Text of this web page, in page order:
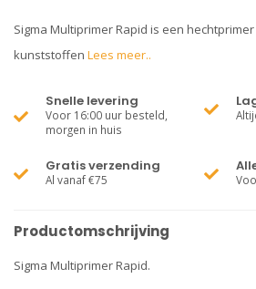
Sigma Multiprimer Rapid is een
kunststoffen Lees meer..
Snelle levering
Voor 16:00 uur besteld,
morgen in huis
Gratis verzending
Al vanaf €75
Productomschrijving
Sigma Multiprimer Rapid.